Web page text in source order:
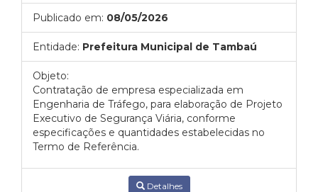
Publicado em: 08/05/2026
Entidade: Prefeitura Municipal de Tambaú
Objeto:
Contratação de empresa especializada em
Engenharia de Tráfego, para elaboração de Projeto
Executivo de Segurança Viária, conforme
especificações e quantidades estabelecidas no
Termo de Referência.
Detalhes